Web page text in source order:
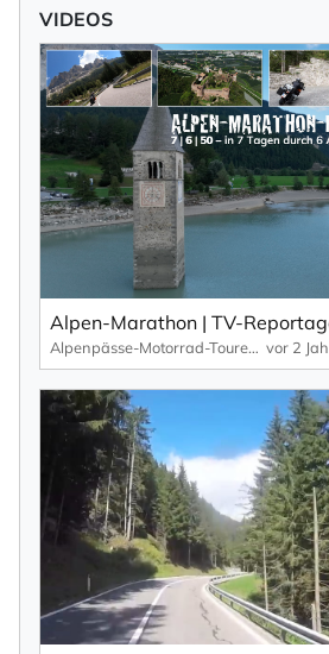
VIDEOS
Alpenpässe-Motorrad-Touren: Alpen-Marathon, die TV-Reportagen vor 2